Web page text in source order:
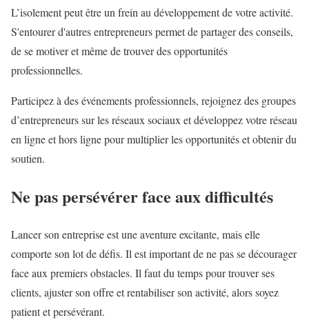
L’isolement peut être un frein au développement de votre activité.
S'entourer d'autres entrepreneurs permet de partager des conseils,
de se motiver et même de trouver des opportunités
professionnelles.
Participez à des événements professionnels, rejoignez des groupes
d’entrepreneurs sur les réseaux sociaux et développez votre réseau
en ligne et hors ligne pour multiplier les opportunités et obtenir du
soutien.
Ne pas persévérer face aux difficultés
Lancer son entreprise est une aventure excitante, mais elle
comporte son lot de défis. Il est important de ne pas se décourager
face aux premiers obstacles. Il faut du temps pour trouver ses
clients, ajuster son offre et rentabiliser son activité, alors soyez
patient et persévérant.